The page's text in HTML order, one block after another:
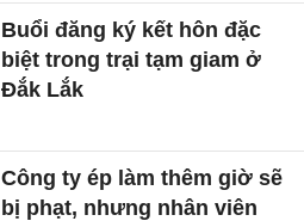
Buổi đăng ký kết hôn đặc
biệt trong trại tạm giam ở
Đắk Lắk
Công ty ép làm thêm giờ sẽ
bị phạt, nhưng nhân viên